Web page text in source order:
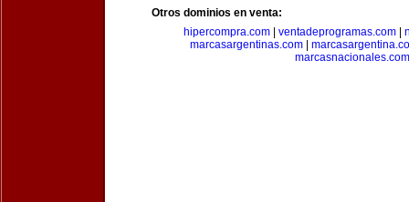
Otros dominios en venta:
hipercompra.com
ventadeprogramas.com
marcasargentinas.com
marcasnacionales.com